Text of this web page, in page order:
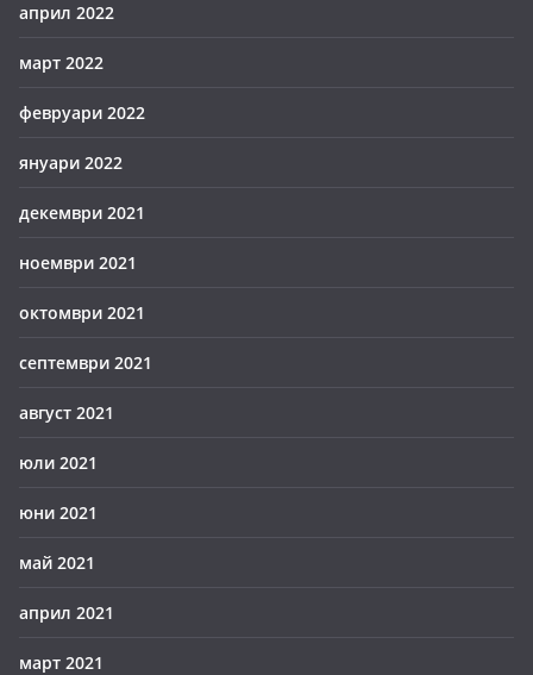
април 2022
март 2022
февруари 2022
януари 2022
декември 2021
ноември 2021
октомври 2021
септември 2021
август 2021
юли 2021
юни 2021
май 2021
април 2021
март 2021